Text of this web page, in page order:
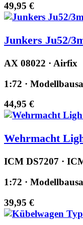
49,95 €
Junkers Ju52/
AX 08022 · Airfix
1:72 ·
44,95 €
Wehrmacht
ICM DS7207 ·
1:72 ·
39,95 €